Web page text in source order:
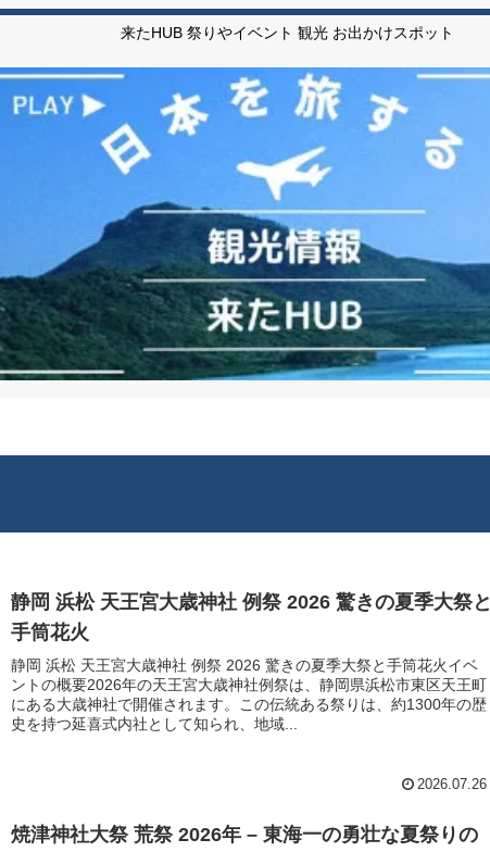
来たHUB 祭りやイベント 観光 お出かけスポット
静岡 浜松 天王宮大歳神社 例祭 2026 驚きの夏季大祭と
手筒花火
静岡 浜松 天王宮大歳神社 例祭 2026 驚きの夏季大祭と手筒花火イベ
ントの概要2026年の天王宮大歳神社例祭は、静岡県浜松市東区天王町
にある大歳神社で開催されます。この伝統ある祭りは、約1300年の歴
史を持つ延喜式内社として知られ、地域...
2026.07.26
焼津神社大祭 荒祭 2026年 – 東海一の勇壮な夏祭りの